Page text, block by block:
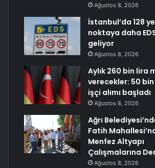
Ağustos 8, 2026
İstanbul’da 128
noktaya daha
geliyor
Ağustos 8, 2026
Aylık 260 bin lira
verecekler: 50
işçi alımı başladı
Ağustos 8, 2026
Ağrı
Fatih
Menfez Altyapı
Çalışmalarına
Ağustos 8, 2026